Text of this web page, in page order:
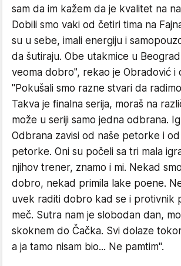
sam da im kažem da je kvalitet na
Dobili smo vaki od četiri tima na
su u sebe, imali energiju i
da šutiraju. Obe utakmice u
veoma dobro", rekao je Obradović i
"Pokušali smo razne stvari da
Takva je finalna serija, moraš na
može u seriji samo jedna odbrana.
Odbrana zavisi od naše petorke i
petorke. Oni su počeli sa tri mala
njihov trener, znamo i mi. Nekad
dobro, nekad primila lake poene.
uvek raditi dobro kad se i protivnik
meč. Sutra nam je slobodan dan,
skoknem do Čačka. Svi dolaze
a ja tamo nisam bio... Ne pamtim".